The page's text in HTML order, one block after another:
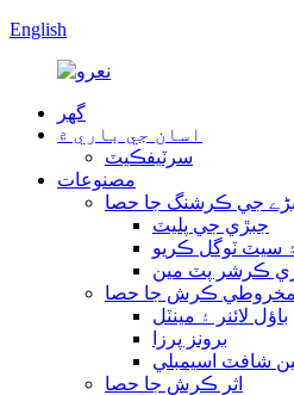
English
گھر
اسان جي باري ۾
سرٽيفڪيٽ
مصنوعات
جي ڪرشنگ جا حصا
جبڙي جي پليٽ
سيٽ ٽوگل ڪريو
ڪرشر پٽ مين
مخروطي ڪرش جا حصا
باؤل لائنر ۽ مينٽل
برونز پرزا
شافٽ اسيمبلي
اثر ڪرش جا حصا